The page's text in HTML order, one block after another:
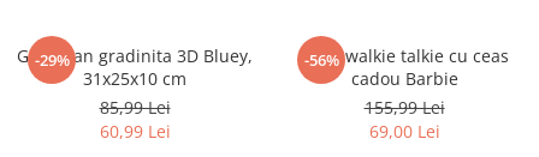
-29%
Ghiozdan gradinita 3D Bluey,
31x25x10 cm
85,99 Lei
60,99 Lei
-56%
Set 2 walkie talkie cu ceas
cadou Barbie
155,99 Lei
69,00 Lei